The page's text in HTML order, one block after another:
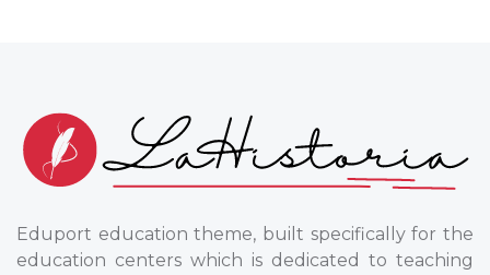
Eduport education theme, built specifically for the
education centers which is dedicated to teaching